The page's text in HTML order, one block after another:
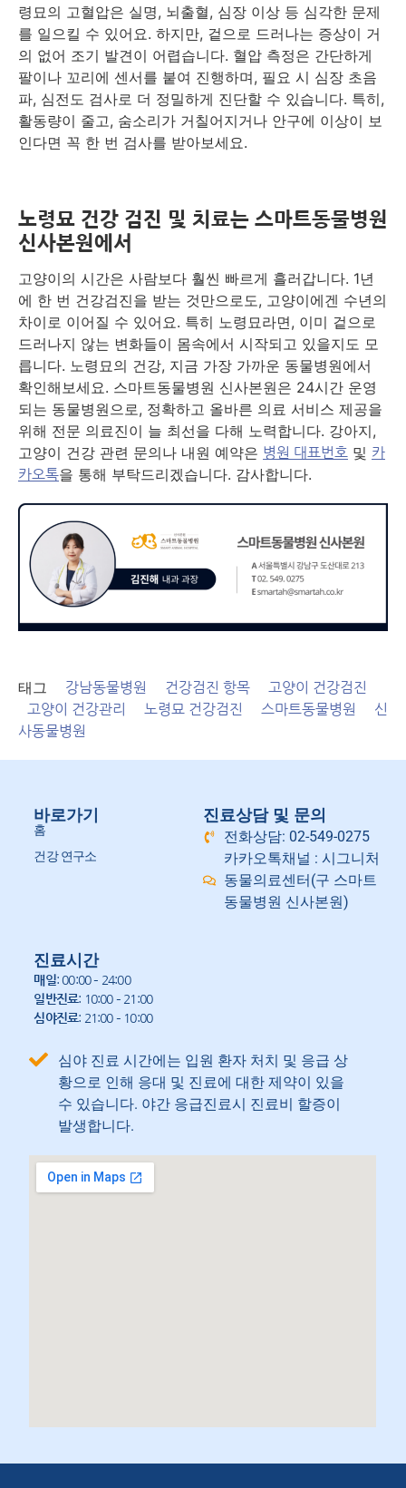
령묘의 고혈압은 실명, 뇌출혈, 심장 이상 등 심각한 문제
를 일으킬 수 있어요. 하지만, 겉으로 드러나는 증상이 거
의 없어 조기 발견이 어렵습니다. 혈압 측정은 간단하게
팔이나 꼬리에 센서를 붙여 진행하며, 필요 시 심장 초음
파, 심전도 검사로 더 정밀하게 진단할 수 있습니다. 특히,
활동량이 줄고, 숨소리가 거칠어지거나 안구에 이상이 보
인다면 꼭 한 번 검사를 받아보세요.
노령묘 건강 검진 및 치료는 스마트동물병원
신사본원에서
고양이의 시간은 사람보다 훨씬 빠르게 흘러갑니다. 1년
에 한 번 건강검진을 받는 것만으로도, 고양이에겐 수년의
차이로 이어질 수 있어요. 특히 노령묘라면, 이미 겉으로
드러나지 않는 변화들이 몸속에서 시작되고 있을지도 모
릅니다. 노령묘의 건강, 지금 가장 가까운 동물병원에서
확인해보세요. 스마트동물병원 신사본원은 24시간 운영
되는 동물병원으로, 정확하고 올바른 의료 서비스 제공을
위해 전문 의료진이 늘 최선을 다해 노력합니다. 강아지,
고양이 건강 관련 문의나 내원 예약은 병원 대표번호 및 카
카오톡을 통해 부탁드리겠습니다. 감사합니다.
태그 강남동물병원 건강검진 항목
고양이 건강검진
고양이 건강관리
노령묘 건강검진 스마트동물병원
신
사동물병원
바로가기
홈
건강 연구소
진료상담 및 문의
전화상담: 02-549-0275
카카오톡채널 : 시그니처
동물의료센터(구 스마트
동물병원 신사본원)
진료시간
매일: 00:00 – 24:00
일반진료: 10:00 – 21:00
심야진료: 21:00 – 10:00
심야 진료 시간에는 입원 환자 처치 및 응급 상
황으로 인해 응대 및 진료에 대한 제약이 있을
수 있습니다. 야간 응급진료시 진료비 할증이
발생합니다.